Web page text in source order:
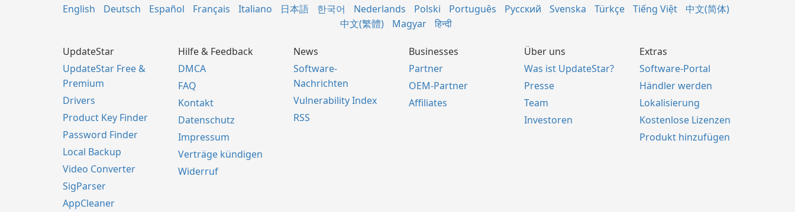
English Deutsch Español Français Italiano 日本語 한국어 Nederlands Polski Português Русский Svenska Türkçe Tiếng Việt
中文(简体)
中文(繁體)
Magyar हिन्दी
UpdateStar
UpdateStar Free &
Premium
Drivers
Product Key Finder
Password Finder
Local Backup
Video Converter
SigParser
AppCleaner
Hilfe & Feedback
DMCA
FAQ
Kontakt
Datenschutz
Impressum
Verträge kündigen
Widerruf
News
Software-
Nachrichten
Vulnerability Index
RSS
Businesses
Partner
OEM-Partner
Affiliates
Über uns
Was ist UpdateStar?
Presse
Team
Investoren
Extras
Software-Portal
Händler werden
Lokalisierung
Kostenlose Lizenzen
Produkt hinzufügen